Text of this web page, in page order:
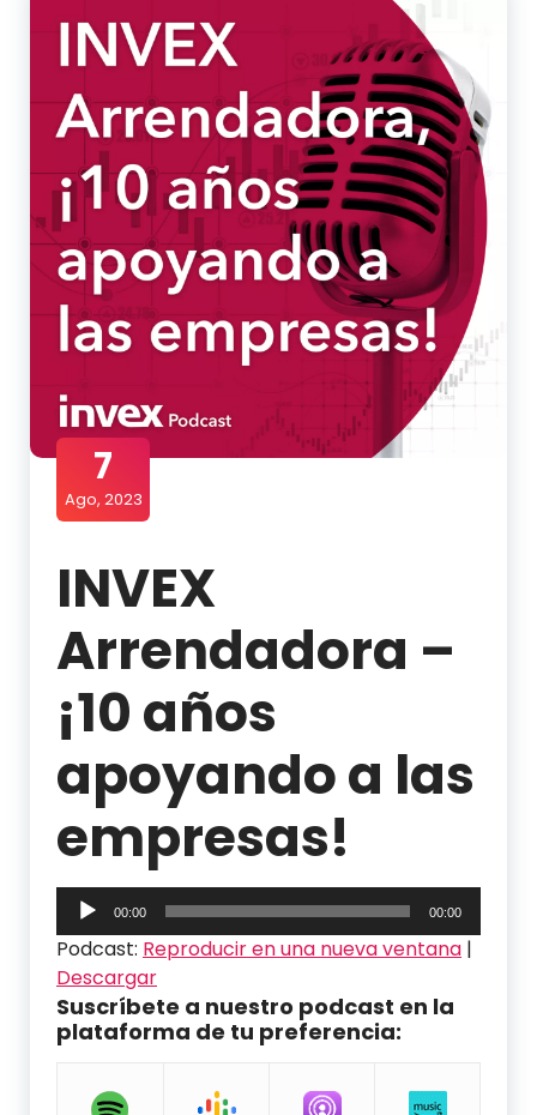
7
Ago, 2023
INVEX
Arrendadora –
¡10 años
apoyando a las
empresas!
Reproductor
de
audio
00:00 00:00
Podcast: Reproducir en una nueva ventana |
Descargar
Suscríbete a nuestro podcast en la
plataforma de tu preferencia: